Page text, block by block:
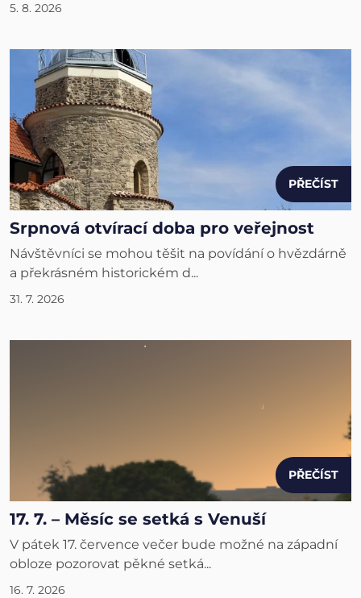
5. 8. 2026
PŘEČÍST
Srpnová otvírací doba pro veřejnost
Návštěvníci se mohou těšit na povídání o hvězdárně
a překrásném historickém d...
31. 7. 2026
PŘEČÍST
17. 7. – Měsíc se setká s Venuší
V pátek 17. července večer bude možné na západní
obloze pozorovat pěkné setká...
16. 7. 2026